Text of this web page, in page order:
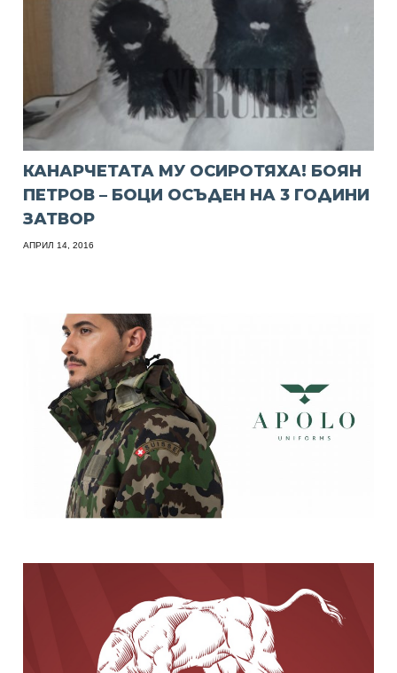
КАНАРЧЕТАТА МУ ОСИРОТЯХА! БОЯН
ПЕТРОВ – БОЦИ ОСЪДЕН НА 3 ГОДИНИ
ЗАТВОР
АПРИЛ 14, 2016